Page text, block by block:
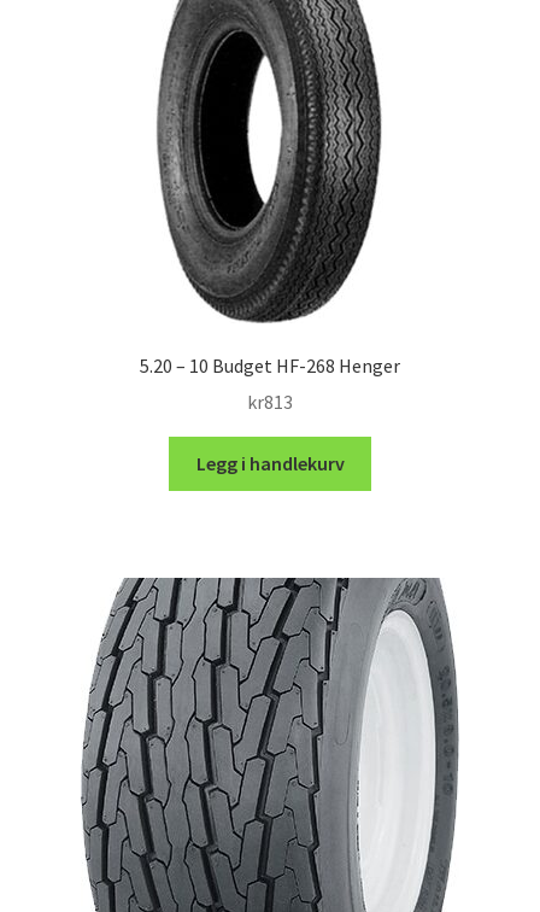
5.20 – 10 Budget HF-268 Henger
kr813
Legg i handlekurv